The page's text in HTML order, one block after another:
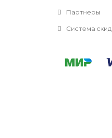
Партнеры
Система